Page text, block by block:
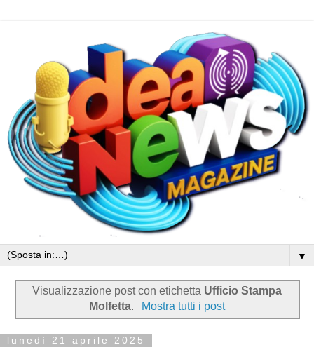
▼
Visualizzazione post con etichetta Ufficio Stampa
Molfetta. Mostra tutti i post
lunedì 21 aprile 2025